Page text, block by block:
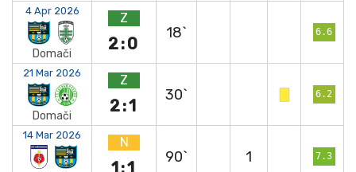
4 Apr 2026
Domači
Z
2:0
18` 6.6
21 Mar 2026
Domači
Z
2:1
30` 6.2
14 Mar 2026 N
90` 1 7.3